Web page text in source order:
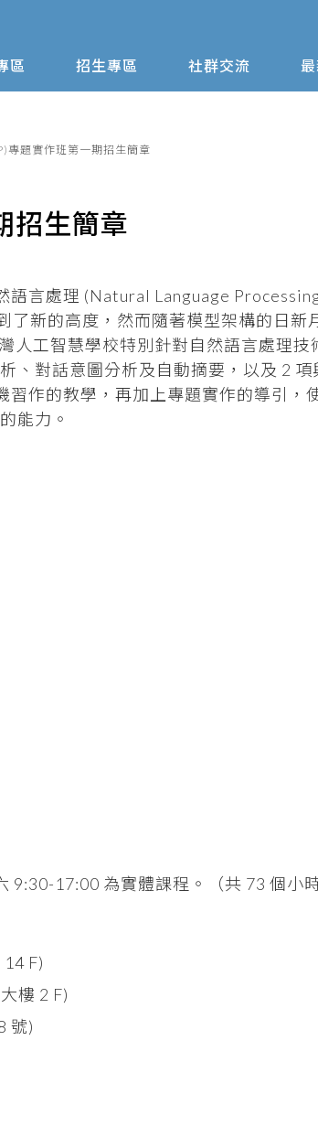
區 招生專區 社群交流
專題實作班第一期招生簡章
招生簡章
語言處理 (Natural Language
了新的高度，然而隨著模型架構的日新
人工智慧學校特別針對自然語言處理技
、對話意圖分析及自動摘要，以及 2 項
作的教學，再加上專題實作的導引，
能力。
9:30-17:00 為實體課程。（共 73 個小
F)
樓 2 F)
號)